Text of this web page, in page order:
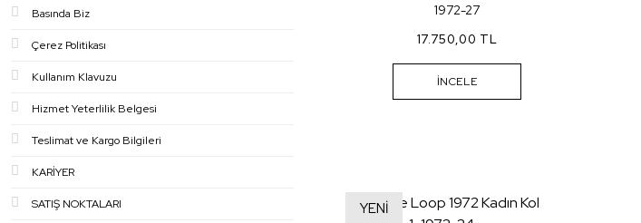
Basında Biz
Çerez Politikası
Kullanım Klavuzu
Hizmet Yeterlilik Belgesi
Teslimat ve Kargo Bilgileri
KARİYER
SATIŞ NOKTALARI
1972-27
17.750,00 TL
İNCELE
YENİ